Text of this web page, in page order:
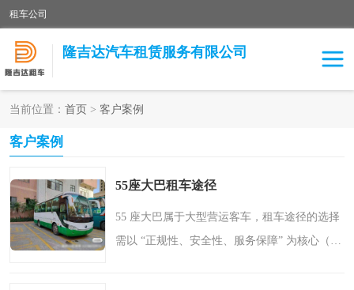
租车公司
隆吉达汽车租赁服务有限公司
当前位置： 首页 > 客户案例
客户案例
55座大巴租车途径
55 座大巴属于大型营运客车，租车途径的选择
需以 “正规性、安全性、服务保障” 为核心（避
租车公司
大巴车